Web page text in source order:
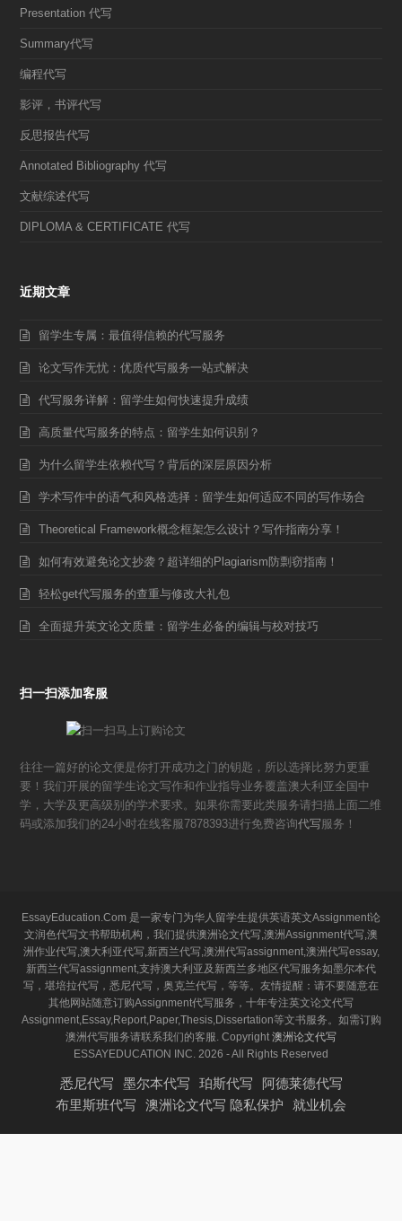
Presentation 代写
Summary代写
编程代写
影评，书评代写
反思报告代写
Annotated Bibliography 代写
文献综述代写
DIPLOMA & CERTIFICATE 代写
近期文章
留学生专属：最值得信赖的代写服务
论文写作无忧：优质代写服务一站式解决
代写服务详解：留学生如何快速提升成绩
高质量代写服务的特点：留学生如何识别？
为什么留学生依赖代写？背后的深层原因分析
学术写作中的语气和风格选择：留学生如何适应不同的写作场合
Theoretical Framework概念框架怎么设计？写作指南分享！
如何有效避免论文抄袭？超详细的Plagiarism防剽窃指南！
轻松get代写服务的查重与修改大礼包
全面提升英文论文质量：留学生必备的编辑与校对技巧
扫一扫添加客服
往往一篇好的论文便是你打开成功之门的钥匙，所以选择比努力更重
要！我们开展的留学生论文写作和作业指导业务覆盖澳大利亚全国中
学，大学及更高级别的学术要求。如果你需要此类服务请扫描上面二维
码或添加我们的24小时在线客服7878393进行免费咨询代写 服务！
EssayEducation.Com 是一家专门为华人留学生提供英语英文Assignment论
文润色代写文书帮助机构，我们提供澳洲论文代写,澳洲Assignment代写,澳
洲作业代写,澳大利亚代写,新西兰代写,澳洲代写assignment,澳洲代写essay,
新西兰代写assignment,支持澳大利亚及新西兰多地区代写服务如墨尔本代
写，堪培拉代写，悉尼代写，奥克兰代写，等等。友情提醒：请不要随意在
其他网站随意订购Assignment代写服务，十年专注英文论文代写
Assignment,Essay,Report,Paper,Thesis,Dissertation等文书服务。如需订购
澳洲代写服务请联系我们的客服. Copyright 澳洲论文代写
ESSAYEDUCATION INC. 2026 - All Rights Reserved
悉尼代写 墨尔本代写 珀斯代写
阿德莱德代写
布里斯班代写
澳洲论文代写 隐私保护 就业机会